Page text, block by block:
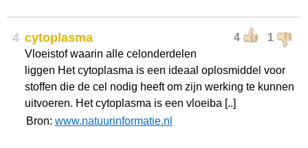
4 4 1
cytoplasma
Vloeistof waarin alle celonderdelen
liggen Het cytoplasma is een ideaal oplosmiddel voor
stoffen die de cel nodig heeft om zijn werking te kunnen
uitvoeren. Het cytoplasma is een vloeiba [..]
Bron: www.natuurinformatie.nl